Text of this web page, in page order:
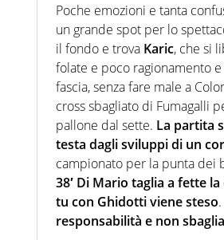
Poche emozioni e tanta
un grande spot per lo
il fondo e trova Karic, che si
folate e poco ragionamento e
fascia, senza fare male a
cross sbagliato di Fumagalli
pallone dal sette. La partita
testa dagli sviluppi di un
campionato per la punta dei
38′ Di Mario taglia a fette
tu con Ghidotti viene steso
responsabilità e non sbaglia